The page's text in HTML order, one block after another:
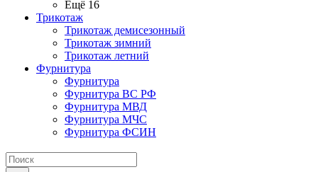
Ещё 16
Трикотаж
Трикотаж демисезонный
Трикотаж зимний
Трикотаж летний
Фурнитура
Фурнитура
Фурнитура ВС РФ
Фурнитура МВД
Фурнитура МЧС
Фурнитура ФСИН